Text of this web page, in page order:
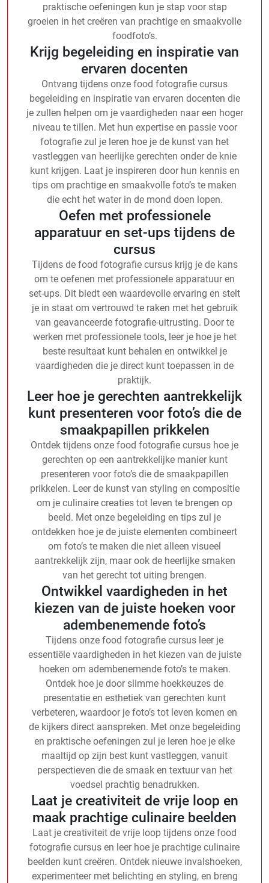
praktische oefeningen kun je stap voor stap
groeien in het creëren van prachtige en smaakvolle
foodfoto’s.
Krijg begeleiding en inspiratie van
ervaren docenten
Ontvang tijdens onze food fotografie cursus
begeleiding en inspiratie van ervaren docenten die
je zullen helpen om je vaardigheden naar een hoger
niveau te tillen. Met hun expertise en passie voor
fotografie zul je leren hoe je de kunst van het
vastleggen van heerlijke gerechten onder de knie
kunt krijgen. Laat je inspireren door hun kennis en
tips om prachtige en smaakvolle foto’s te maken
die echt het water in de mond doen lopen.
Oefen met professionele
apparatuur en set-ups tijdens de
cursus
Tijdens de food fotografie cursus krijg je de kans
om te oefenen met professionele apparatuur en
set-ups. Dit biedt een waardevolle ervaring en stelt
je in staat om vertrouwd te raken met het gebruik
van geavanceerde fotografie-uitrusting. Door te
werken met professionele tools, leer je hoe je het
beste resultaat kunt behalen en ontwikkel je
vaardigheden die je direct kunt toepassen in de
praktijk.
Leer hoe je gerechten aantrekkelijk
kunt presenteren voor foto’s die de
smaakpapillen prikkelen
Ontdek tijdens onze food fotografie cursus hoe je
gerechten op een aantrekkelijke manier kunt
presenteren voor foto’s die de smaakpapillen
prikkelen. Leer de kunst van styling en compositie
om je culinaire creaties tot leven te brengen op
beeld. Met onze begeleiding en tips zul je
ontdekken hoe je de juiste elementen combineert
om foto’s te maken die niet alleen visueel
aantrekkelijk zijn, maar ook de heerlijke smaken
van het gerecht tot uiting brengen.
Ontwikkel vaardigheden in het
kiezen van de juiste hoeken voor
adembenemende foto’s
Tijdens onze food fotografie cursus leer je
essentiële vaardigheden in het kiezen van de juiste
hoeken om adembenemende foto’s te maken.
Ontdek hoe je door slimme hoekkeuzes de
presentatie en esthetiek van gerechten kunt
verbeteren, waardoor je foto’s tot leven komen en
de kijkers direct aanspreken. Met onze begeleiding
en praktische oefeningen zul je leren hoe je elke
maaltijd op zijn best kunt vastleggen, vanuit
perspectieven die de smaak en textuur van het
voedsel prachtig benadrukken.
Laat je creativiteit de vrije loop en
maak prachtige culinaire beelden
Laat je creativiteit de vrije loop tijdens onze food
fotografie cursus en leer hoe je prachtige culinaire
beelden kunt creëren. Ontdek nieuwe invalshoeken,
experimenteer met belichting en styling, en breng